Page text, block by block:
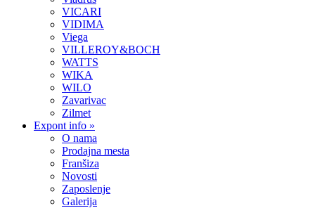
VICARI
VIDIMA
Viega
VILLEROY&BOCH
WATTS
WIKA
WILO
Zavarivac
Zilmet
Expont info »
O nama
Prodajna mesta
Franšiza
Novosti
Zaposlenje
Galerija